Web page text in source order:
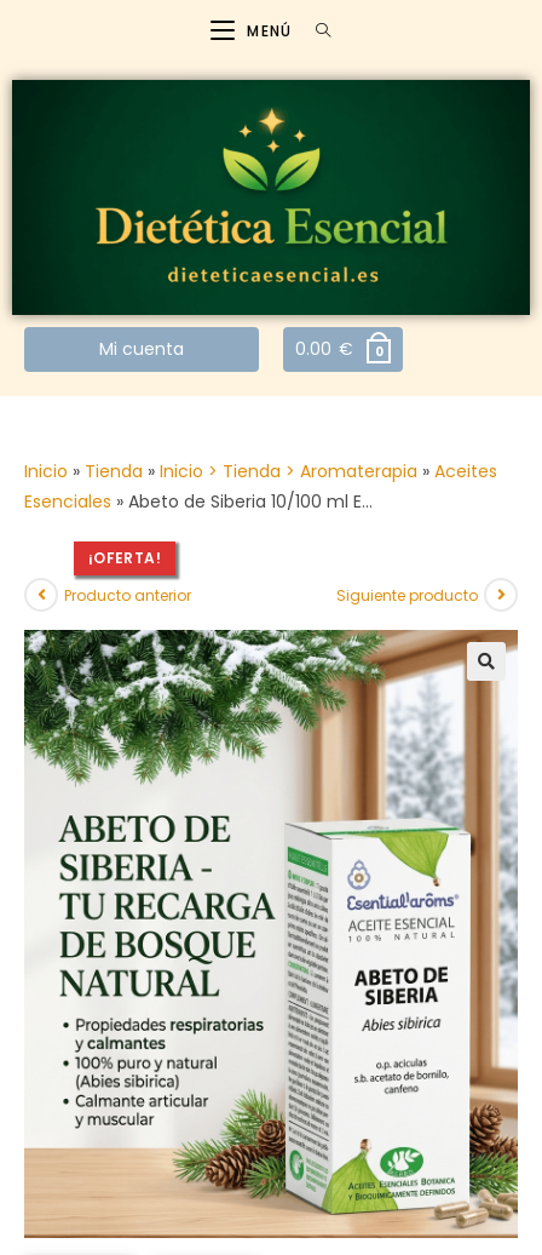
MENÚ
Mi cuenta 0.00 € 0
Inicio » Tienda » Inicio > Tienda > Aromaterapia » Aceites
Esenciales » Abeto de Siberia 10/100 ml E…
¡OFERTA!
Producto anterior
Siguiente producto